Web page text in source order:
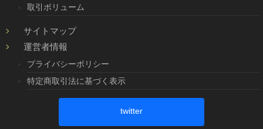
取引ボリューム
サイトマップ
運営者情報
プライバシーポリシー
特定商取引法に基づく表示
twitter